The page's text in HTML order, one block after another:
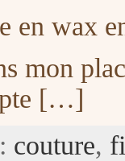
en wax
mon
[…]
couture,